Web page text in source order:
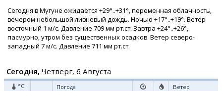
Сегодня в Мугуне ожидается +29°..+31°, переменная облачность,
вечером небольшой ливневый дождь. Ночью +17°..+19°. Ветер
восточный 1 м/с. Давление 709 мм рт.ст. Завтра +24°..+26°,
пасмурно, утром без существенных осадков. Ветер северо-
западный 7 м/с. Давление 711 мм рт.ст.
Сегодня, Четверг, 6 Августа
°C Погода Ветер